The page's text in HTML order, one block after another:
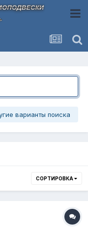
варианты поиска
СОРТИРОВКА